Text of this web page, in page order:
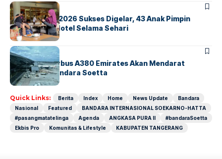
BERITAINDEX
GM For A Day 2026 Sukses Digelar, 43 Anak Pimpin
Operasional Hotel Selama Sehari
BANDARA BERITA
8 Agustus, Airbus A380 Emirates Akan Mendarat
Perdana di Bandara Soetta
Quick Links: Berita Index Home News Update
Bandara
Nasional
Featured
BANDARA INTERNASIONAL SOEKARNO-HATTA
#pasangmatatelinga
Agenda ANGKASA PURA II
#bandaraSoetta
Ekbis Pro
Komunitas & Lifestyle KABUPATEN TANGERANG